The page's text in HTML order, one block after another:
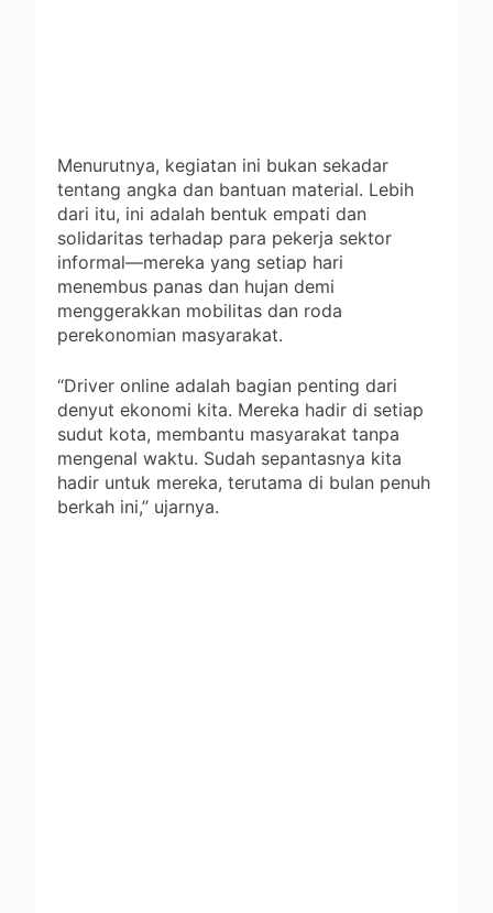
Menurutnya, kegiatan ini bukan sekadar
tentang angka dan bantuan material. Lebih
dari itu, ini adalah bentuk empati dan
solidaritas terhadap para pekerja sektor
informal—mereka yang setiap hari
menembus panas dan hujan demi
menggerakkan mobilitas dan roda
perekonomian masyarakat.
“Driver online adalah bagian penting dari
denyut ekonomi kita. Mereka hadir di setiap
sudut kota, membantu masyarakat tanpa
mengenal waktu. Sudah sepantasnya kita
hadir untuk mereka, terutama di bulan penuh
berkah ini,” ujarnya.